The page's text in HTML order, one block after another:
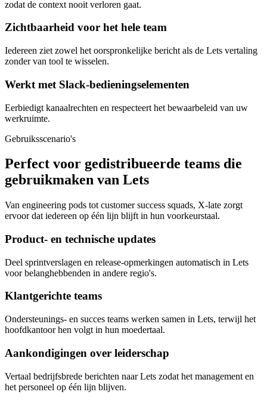
zodat de context nooit verloren gaat.
Zichtbaarheid voor het hele team
Iedereen ziet zowel het oorspronkelijke bericht als de Lets vertaling
zonder van tool te wisselen.
Werkt met Slack-bedieningselementen
Eerbiedigt kanaalrechten en respecteert het bewaarbeleid van uw
werkruimte.
Gebruiksscenario's
Perfect voor gedistribueerde teams die
gebruikmaken van Lets
Van engineering pods tot customer success squads, X-late zorgt
ervoor dat iedereen op één lijn blijft in hun voorkeurstaal.
Product- en technische updates
Deel sprintverslagen en release-opmerkingen automatisch in Lets
voor belanghebbenden in andere regio's.
Klantgerichte teams
Ondersteunings- en succes teams werken samen in Lets, terwijl het
hoofdkantoor hen volgt in hun moedertaal.
Aankondigingen over leiderschap
Vertaal bedrijfsbrede berichten naar Lets zodat het management en
het personeel op één lijn blijven.